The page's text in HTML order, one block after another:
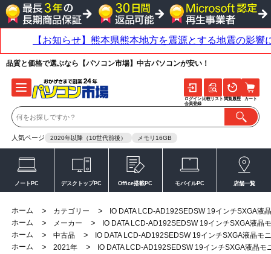
品質と価格で選ぶなら【パソコン市場】中古パソコンが安い！
人気ページ 2020年以降（10世代前後） メモリ16GB
ログイン
会員登録
比較リスト 閲覧履歴 カート
ノートPC デスクトップPC Office搭載PC モバイルPC 店舗一覧
ホーム > カテゴリー >
IO DATA LCD-AD192SEDSW 19インチSXGA液
ホーム
> メーカー >
IO DATA LCD-AD192SEDSW 19インチSXGA液晶
ホーム
> 中古品 >
IO DATA LCD-AD192SEDSW 19インチSXGA液晶モ
ホーム
> 2021年 >
IO DATA LCD-AD192SEDSW 19インチSXGA液晶モ